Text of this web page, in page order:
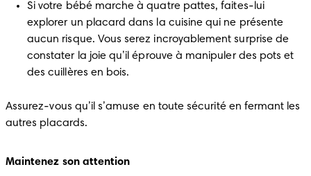
Si votre bébé marche à quatre pattes, faites-lui
explorer un placard dans la cuisine qui ne présente
aucun risque. Vous serez incroyablement surprise de
constater la joie qu’il éprouve à manipuler des pots et
des cuillères en bois.
Assurez-vous qu’il s’amuse en toute sécurité en fermant les
autres placards.
Maintenez son attention